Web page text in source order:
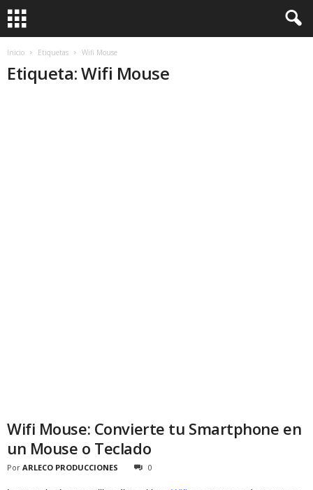
Inicio Etiquetas Wifi Mouse
Etiqueta: Wifi Mouse
Wifi Mouse: Convierte tu Smartphone en
un Mouse o Teclado
Por ARLECO PRODUCCIONES 0